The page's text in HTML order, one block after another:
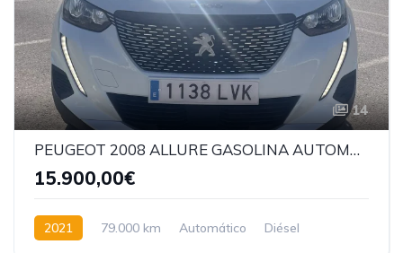
14
PEUGEOT 2008 ALLURE GASOLINA AUTOMATICO
15.900,00€
2021 79.000 km Automático
Diésel